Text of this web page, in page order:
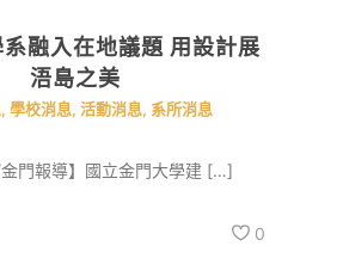
融入在地議題 用設計展
浯島之美
, 學校消息, 活動消息, 系所消息
門報導】國立金門大學建 […]
0